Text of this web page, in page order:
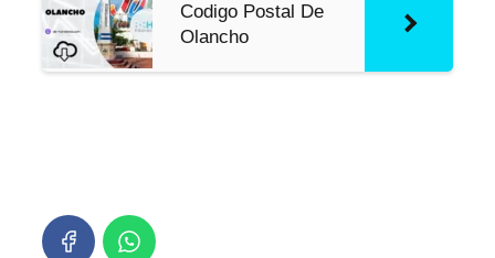
Codigo Postal De
Olancho